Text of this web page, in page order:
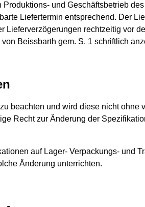
und Geschäftsbetrieb
Liefertermin entsprechend. Der
Lieferverzögerungen rechtzeitig vor
Beissbarth gem. S. 1 schriftlich
beachten und wird diese nicht ohne
Recht zur Änderung der
auf Lager- Verpackungs- und
Änderung unterrichten.